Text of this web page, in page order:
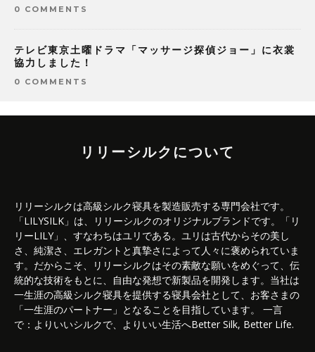
0 COMMENTS
テレビ東京土曜ドラマ「マッサージ探偵ジョー」に衣裳
協力しました！
0 COMMENTS
リリーシルクについて
リリーシルクは高級シルク寝具を製造販売する専門会社です。
「LILYSILK」は、リリーシルクのオリジナルブランドです。「リ
リーLILY」、すなわちはユリである。ユリは古代からその美し
さ、純潔さ、エレガントと真摯さによって人々に褒められていま
す。だからこそ、リリーシルクはその素敵な願いをめぐって、伝
統的な技術をもとに、自由な発想で新製品を開発します。当社は
一生涯の高級シルク寝具を提供する寝具会社として、お客さまの
「一生涯のパートナー」となることを目指しています。 一言
で：よりいいシルクで、よりいい生活へBetter Silk, Better Life.